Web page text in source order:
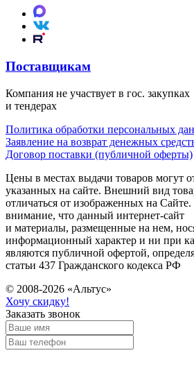
Поставщикам
Компания не участвует в гос. закупках
и тендерах
Политика обработки персональных
Заявление на возврат денежных
Договор поставки (публичной оферты)
Цены в местах выдачи товаров могут
указанных на сайте. Внешний вид
отличаться от изображенных на
внимание, что данный интернет-сайт
и материалы, размещенные на нем,
информационный характер и ни при
являются публичной офертой,
статьи 437 Гражданского кодекса РФ
© 2008-2026 «Альтус»
Хочу скидку!
Заказать звонок